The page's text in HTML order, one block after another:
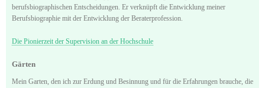
berufsbiographischen Entscheidungen. Er verknüpft die Entwicklung meiner
Berufsbiographie mit der Entwicklung der Beraterprofession.
Die Pionierzeit der Supervision an der Hochschule
Gärten
Mein Garten, den ich zur Erdung und Besinnung und für die Erfahrungen brauche, die